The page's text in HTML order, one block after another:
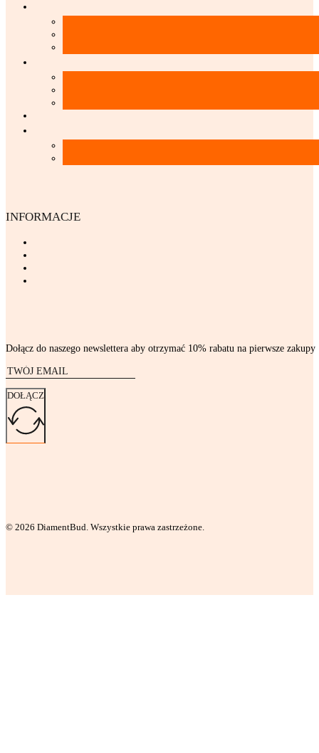
INFORMACJE
Dołącz do naszego newslettera aby otrzymać 10% rabatu na pierwsze zakupy
DOŁĄCZ
© 2026 DiamentBud. Wszystkie prawa zastrzeżone.